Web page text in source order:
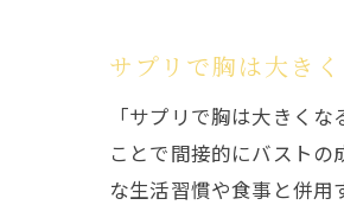
サプリで胸は大き
「サプリで胸は大きく
ことで間接的にバスト
な生活習慣や食事と併用